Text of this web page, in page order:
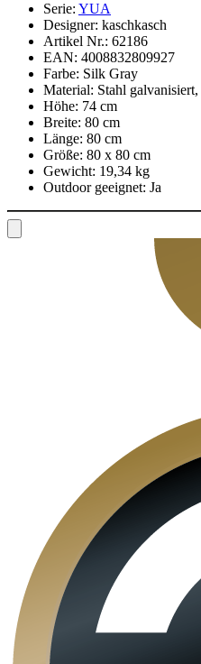
Serie: YUA
Designer: kaschkasch
Artikel Nr.: 62186
EAN: 4008832809927
Farbe: Silk Gray
Material: Stahl
Höhe: 74 cm
Breite: 80 cm
Länge: 80 cm
Größe: 80 x 80 cm
Gewicht: 19,34 kg
Outdoor geeignet: Ja